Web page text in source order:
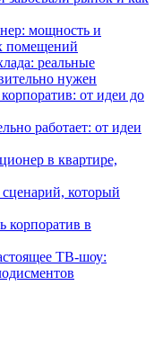
мощность и
помещений
реальные
нужен
от идеи до
работает: от идеи
в квартире,
который
корпоратив в
ТВ‑шоу: